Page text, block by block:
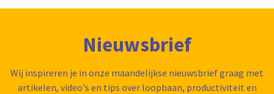
Nieuwsbrief
Wij inspireren je in onze maandelijkse nieuwsbrief graag met
artikelen, video's en tips over loopbaan, productiviteit en